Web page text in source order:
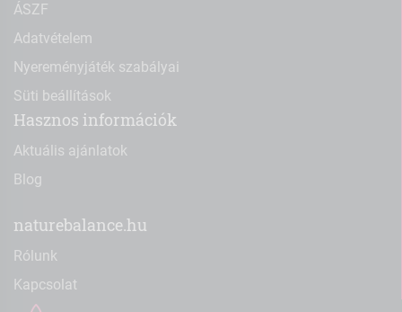
ÁSZF
Adatvételem
Nyereményjáték szabályai
Süti beállítások
Hasznos információk
Aktuális ajánlatok
Blog
naturebalance.hu
Rólunk
Kapcsolat